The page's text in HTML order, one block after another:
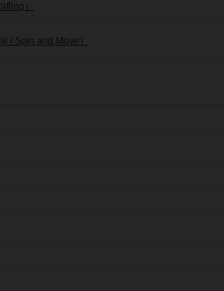
）
/ Spin and Move）